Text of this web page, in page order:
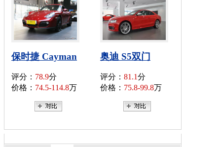
保时捷 Cayman
评分： 78.9分
价格： 74.5-114.8万
奥迪 S5双门
评分： 81.1分
价格： 75.8-99.8万